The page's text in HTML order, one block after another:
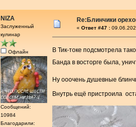
NIZA
Заслуженный
кулинар
Офлайн
Сообщений:
10984
Благодарили:
Re:Блинчики
« Ответ #47 :
В Тик-токе подсмотрела
Банда в восторге была,
Ну ооочень душевные
Внутрь ещё пристроила